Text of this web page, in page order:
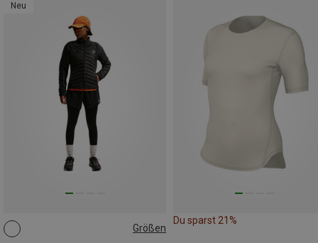
Neu
Größen
XS
Du sparst 21%